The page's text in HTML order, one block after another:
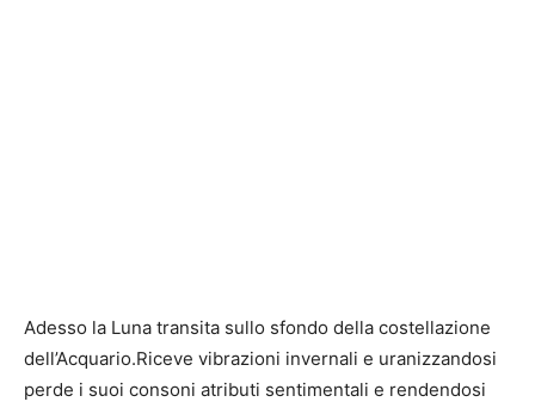
Adesso la Luna transita sullo sfondo della costellazione
dell’Acquario.Riceve vibrazioni invernali e uranizzandosi
perde i suoi consoni atributi sentimentali e rendendosi